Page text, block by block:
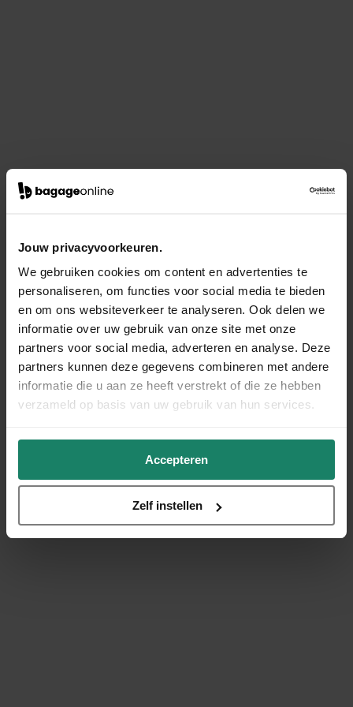
Jouw privacyvoorkeuren.
We gebruiken cookies om content en advertenties te
personaliseren, om functies voor social media te bieden
en om ons websiteverkeer te analyseren. Ook delen we
informatie over uw gebruik van onze site met onze
partners voor social media, adverteren en analyse. Deze
partners kunnen deze gegevens combineren met andere
informatie die u aan ze heeft verstrekt of die ze hebben
verzameld op basis van uw gebruik van hun services.
Accepteren
Zelf instellen